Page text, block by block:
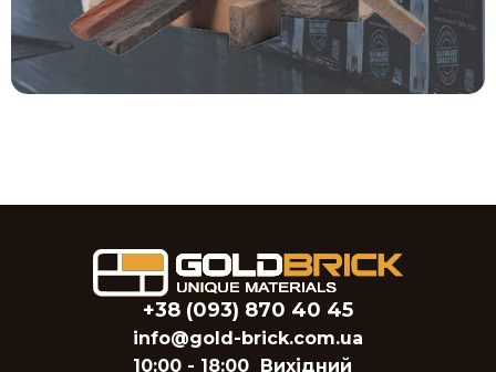
+38 (093) 870 40 45
info@gold-brick.com.ua
10:00 - 18:00
Вихідний